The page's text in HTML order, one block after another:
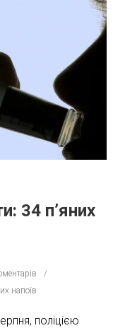
34 п’яних
напоїв
поліцією